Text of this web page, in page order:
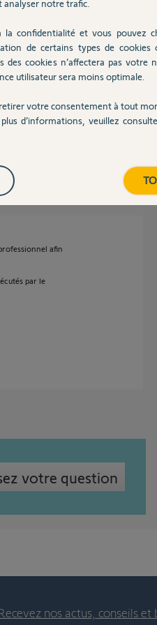
afin
par le
votre question
nos actus, conseils
analyser notre trafic.
confidentialité et vous pouvez
de certains types de cookies
des cookies n’affectera pas votre
utilisateur sera moins optimale.
votre consentement à tout
d’informations, veuillez